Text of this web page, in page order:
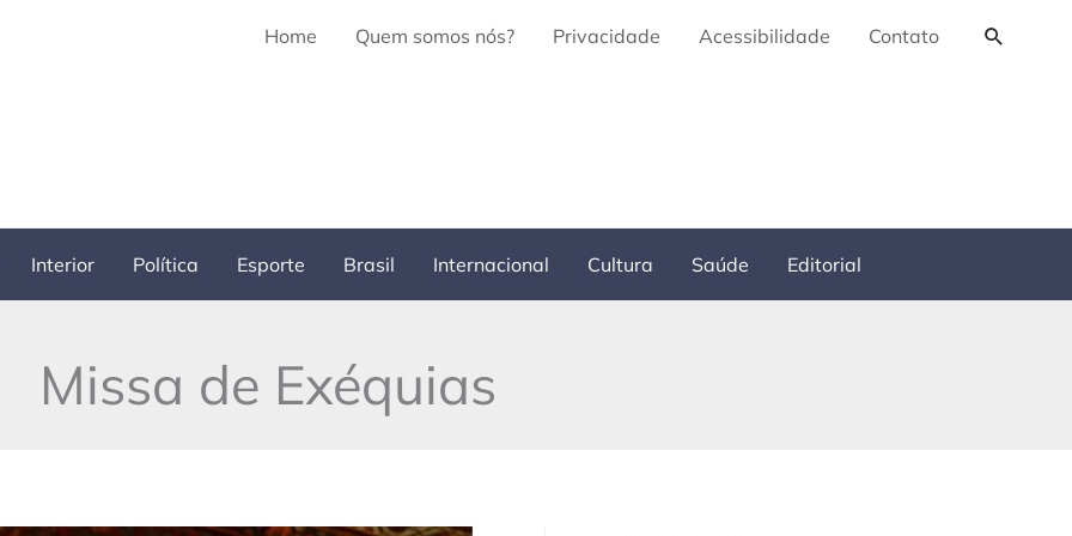
Home Quem somos nós? Privacidade Acessibilidade Contato
Interior Política Esporte Brasil Internacional Cultura Saúde Editorial
Missa de Exéquias